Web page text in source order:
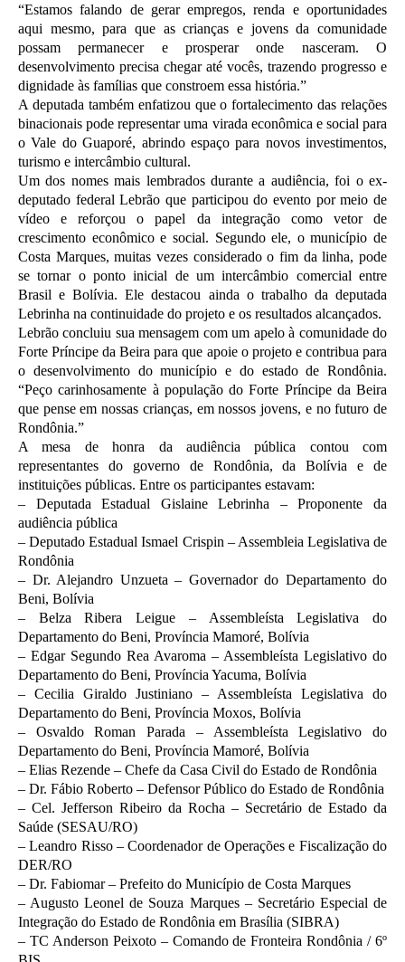
“Estamos falando de gerar empregos, renda e oportunidades
aqui mesmo, para que as crianças e jovens da comunidade
possam permanecer e prosperar onde nasceram. O
desenvolvimento precisa chegar até vocês, trazendo progresso e
dignidade às famílias que constroem essa história.”
A deputada também enfatizou que o fortalecimento das relações
binacionais pode representar uma virada econômica e social para
o Vale do Guaporé, abrindo espaço para novos investimentos,
turismo e intercâmbio cultural.
Um dos nomes mais lembrados durante a audiência, foi o ex-
deputado federal Lebrão que participou do evento por meio de
vídeo e reforçou o papel da integração como vetor de
crescimento econômico e social. Segundo ele, o município de
Costa Marques, muitas vezes considerado o fim da linha, pode
se tornar o ponto inicial de um intercâmbio comercial entre
Brasil e Bolívia. Ele destacou ainda o trabalho da deputada
Lebrinha na continuidade do projeto e os resultados alcançados.
Lebrão concluiu sua mensagem com um apelo à comunidade do
Forte Príncipe da Beira para que apoie o projeto e contribua para
o desenvolvimento do município e do estado de Rondônia.
“Peço carinhosamente à população do Forte Príncipe da Beira
que pense em nossas crianças, em nossos jovens, e no futuro de
Rondônia.”
A mesa de honra da audiência pública contou com
representantes do governo de Rondônia, da Bolívia e de
instituições públicas. Entre os participantes estavam:
– Deputada Estadual Gislaine Lebrinha – Proponente da
audiência pública
– Deputado Estadual Ismael Crispin – Assembleia Legislativa de
Rondônia
– Dr. Alejandro Unzueta – Governador do Departamento do
Beni, Bolívia
– Belza Ribera Leigue – Assembleísta Legislativa do
Departamento do Beni, Província Mamoré, Bolívia
– Edgar Segundo Rea Avaroma – Assembleísta Legislativo do
Departamento do Beni, Província Yacuma, Bolívia
– Cecilia Giraldo Justiniano – Assembleísta Legislativa do
Departamento do Beni, Província Moxos, Bolívia
– Osvaldo Roman Parada – Assembleísta Legislativo do
Departamento do Beni, Província Mamoré, Bolívia
– Elias Rezende – Chefe da Casa Civil do Estado de Rondônia
– Dr. Fábio Roberto – Defensor Público do Estado de Rondônia
– Cel. Jefferson Ribeiro da Rocha – Secretário de Estado da
Saúde (SESAU/RO)
– Leandro Risso – Coordenador de Operações e Fiscalização do
DER/RO
– Dr. Fabiomar – Prefeito do Município de Costa Marques
– Augusto Leonel de Souza Marques – Secretário Especial de
Integração do Estado de Rondônia em Brasília (SIBRA)
– TC Anderson Peixoto – Comando de Fronteira Rondônia / 6º